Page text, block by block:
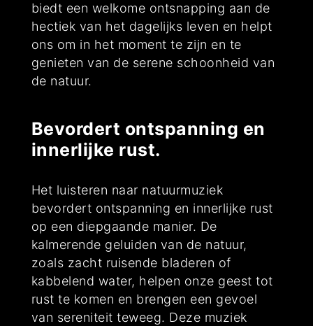
biedt een welkome ontsnapping aan de
hectiek van het dagelijks leven en helpt
ons om in het moment te zijn en te
genieten van de serene schoonheid van
de natuur.
Bevordert ontspanning en
innerlijke rust.
Het luisteren naar natuurmuziek
bevordert ontspanning en innerlijke rust
op een diepgaande manier. De
kalmerende geluiden van de natuur,
zoals zacht ruisende bladeren of
kabbelend water, helpen onze geest tot
rust te komen en brengen een gevoel
van sereniteit teweeg. Deze muziek